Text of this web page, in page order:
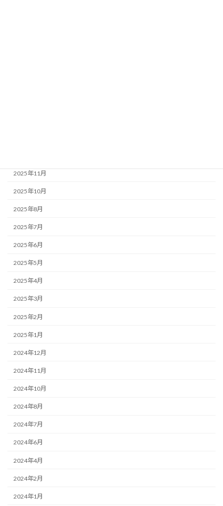
2025年11月
2025年10月
2025年8月
2025年7月
2025年6月
2025年5月
2025年4月
2025年3月
2025年2月
2025年1月
2024年12月
2024年11月
2024年10月
2024年8月
2024年7月
2024年6月
2024年4月
2024年2月
2024年1月